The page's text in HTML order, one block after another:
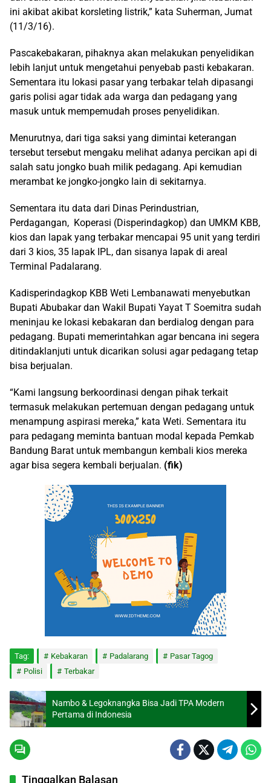
ini akibat akibat korsleting listrik,” kata Suherman, Jumat
(11/3/16).
Pascakebakaran, pihaknya akan melakukan penyelidikan
lebih lanjut untuk mengetahui penyebab pasti kebakaran.
Sementara itu lokasi pasar yang terbakar telah dipasangi
garis polisi agar tidak ada warga dan pedagang yang
masuk untuk mempemudah proses penyelidikan.
Menurutnya, dari tiga saksi yang dimintai keterangan
tersebut tersebut mengaku melihat adanya percikan api di
salah satu jongko buah milik pedagang. Api kemudian
merambat ke jongko-jongko lain di sekitarnya.
Sementara itu data dari Dinas Perindustrian,
Perdagangan, Koperasi (Disperindagkop) dan UMKM KBB,
kios dan lapak yang terbakar mencapai 95 unit yang terdiri
dari 3 kios, 35 lapak IPL, dan sisanya lapak di areal
Terminal Padalarang.
Kadisperindagkop KBB Weti Lembanawati menyebutkan
Bupati Abubakar dan Wakil Bupati Yayat T Soemitra sudah
meninjau ke lokasi kebakaran dan berdialog dengan para
pedagang. Bupati memerintahkan agar bencana ini segera
ditindaklanjuti untuk dicarikan solusi agar pedagang tetap
bisa berjualan.
“Kami langsung berkoordinasi dengan pihak terkait
termasuk melakukan pertemuan dengan pedagang untuk
menampung aspirasi mereka,” kata Weti. Sementara itu
para pedagang meminta bantuan modal kepada Pemkab
Bandung Barat untuk membangun kembali kios mereka
agar bisa segera kembali berjualan. (fik)
Tag: Kebakaran Padalarang
Pasar Tagog
Polisi
Terbakar
Nambo & Legoknangka Bisa Jadi TPA Modern
Pertama di Indonesia
Tinggalkan Balasan